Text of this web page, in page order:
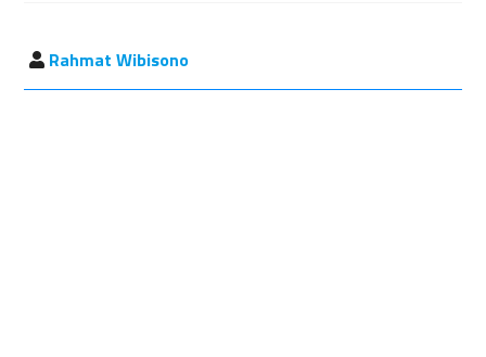
Rahmat Wibisono